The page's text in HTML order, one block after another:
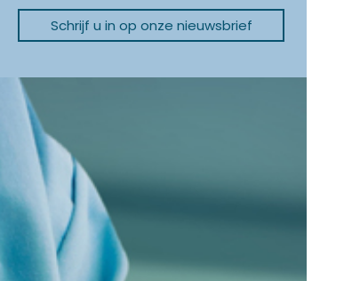
Schrijf u in op onze nieuwsbrief